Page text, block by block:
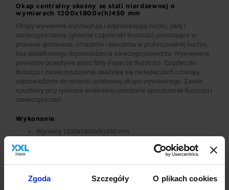
Zgoda Szczegóły O plikach cookies
Okap centralny skośny ze stali nierdzewnej o
wymiarach 1200x1800x(h)450 mm
Okapy wywiewne wychwytują i odprowadzają ciepło, parę i
zanieczyszczenia (głównie cząsteczki tłuszczu) powstające w
procesie gotowania, smażenia i pieczenia w profesjonalnej kuchni,
bez dodatkowego doprowadzenia świeżego powietrza. Wywiewane
powietrze przepływa przez filtry (łapacze tłuszczu). Cząsteczki
tłuszczu i zanieczyszczenia osadzają się na łapaczach i zostają
odprowadzone do rynienki ociekowej okapu wywiewnego. Zawór
spustowy przy rynience ociekowej umożliwia spuszczenie tłuszczu i
zanieczyszczeń.
Wykonanie
Wymiary 1200x1800x(h)450 mm
Okapy wywiewne o wymiarach A>2600 mm wykonane są w
wersji łączonej (skręcanej) z dwóch lub więcej przelotowych
Okapy wyposażone są w system otworów i zawiesi